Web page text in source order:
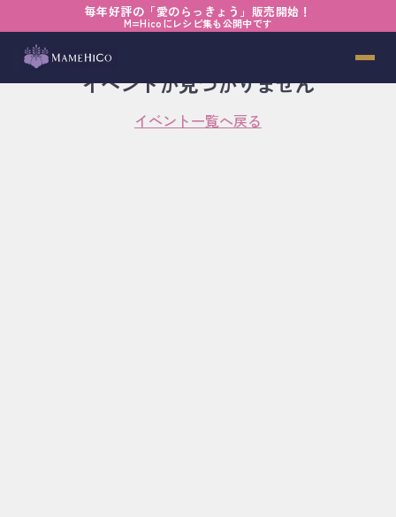
毎年好評の「愛のらっきょう」販売開始！
M=Hicoにレシピ集も公開中です
イベントが見つかりません
イベント一覧へ戻る